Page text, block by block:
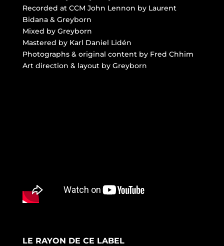
Recorded at CCM John Lennon by Laurent
Bidana & Greyborn
Mixed by Greyborn
Mastered by Karl Daniel Lidén
Photographs & original content by Fred Chhim
Art direction & layout by Greyborn
LE RAYON DE CE LABEL